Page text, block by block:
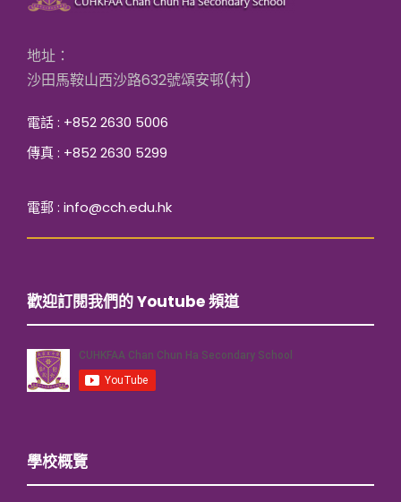
地址：
沙田馬鞍山西沙路632號頌安邨(村)
電話 : +852 2630 5006
傳真 : +852 2630 5299
電郵 : info@cch.edu.hk
歡迎訂閱我們的 Youtube 頻道
學校概覽